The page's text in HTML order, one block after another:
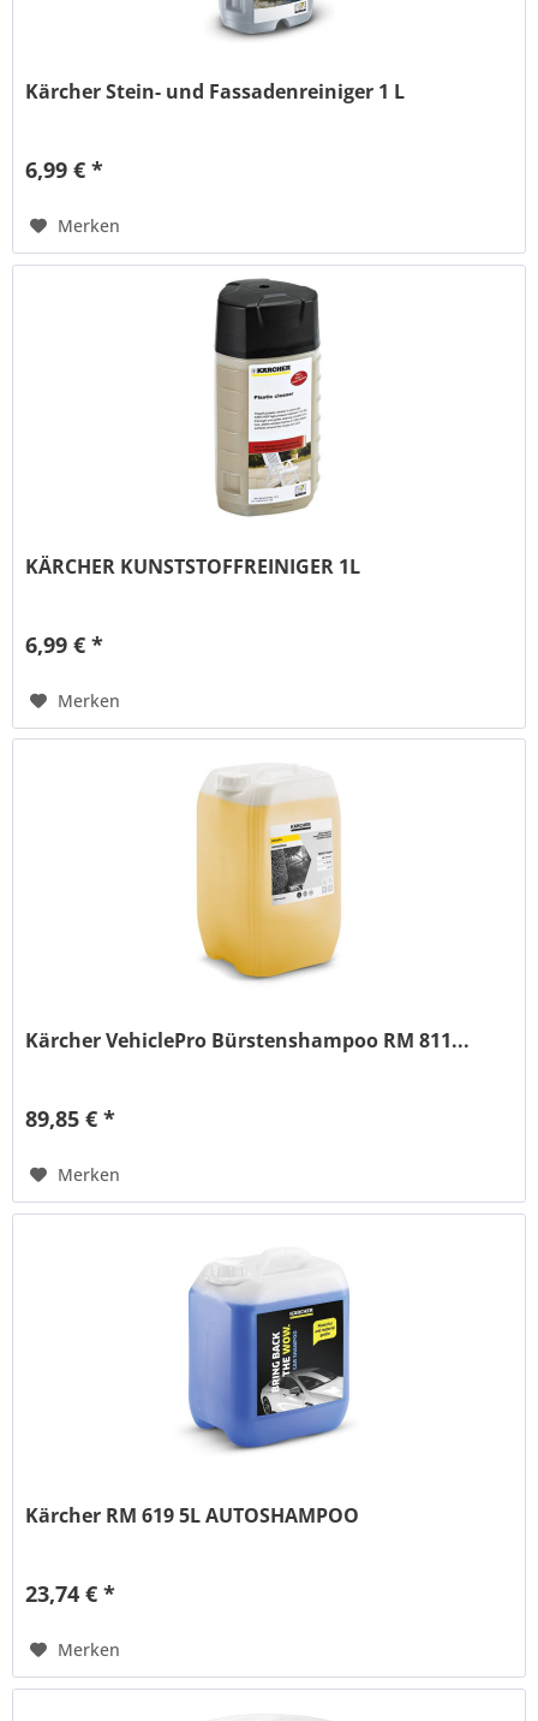
Kärcher Stein- und Fassadenreiniger 1 L
6,99 € *
Merken
KÄRCHER KUNSTSTOFFREINIGER 1L
6,99 € *
Merken
Kärcher VehiclePro Bürstenshampoo RM 811...
89,85 € *
Merken
Kärcher RM 619 5L AUTOSHAMPOO
23,74 € *
Merken